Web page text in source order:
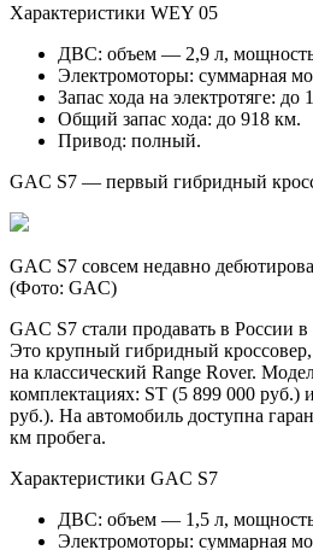
Характеристики WEY 05
ДВС: объем — 2,9 л,
Электромоторы: суммарная
Запас хода на электротяге: до
Общий запас хода: до 918 км.
Привод: полный.
GAC S7 — первый гибридный
GAC S7 совсем недавно
(Фото: GAC)
GAC S7 стали продавать в России в
Это крупный гибридный
на классический Range Rover.
комплектациях: ST (5 899 000 руб.)
руб.). На автомобиль доступна
км пробега.
Характеристики GAC S7
ДВС: объем — 1,5 л,
Электромоторы: суммарная